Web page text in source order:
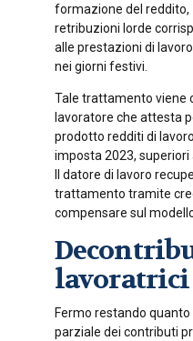
formazione del reddito,
retribuzioni lorde
alle prestazioni di
nei giorni festivi.
Tale trattamento viene
lavoratore che attesta
prodotto redditi di
imposta 2023, superiori
Il datore di lavoro
trattamento tramite
compensare sul
Fermo restando quanto
parziale dei contributi